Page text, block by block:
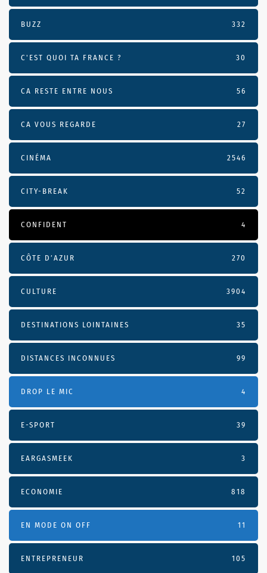
BUZZ 332
C'EST QUOI TA FRANCE ? 30
CA RESTE ENTRE NOUS 56
CA VOUS REGARDE 27
CINÉMA 2546
CITY-BREAK 52
CONFIDENT 4
CÔTE D’AZUR 270
CULTURE 3904
DESTINATIONS LOINTAINES 35
DISTANCES INCONNUES 99
DROP LE MIC 4
E-SPORT 39
EARGASMEEK 3
ECONOMIE 818
EN MODE ON OFF 11
ENTREPRENEUR 105